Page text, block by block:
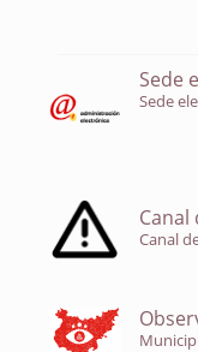
Sede
Sede
Canal
Canal